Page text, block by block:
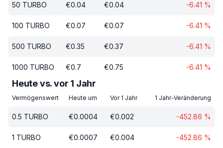
50 TURBO €0.04 €0.04 -6.41 %
100 TURBO €0.07 €0.07 -6.41 %
500 TURBO €0.35 €0.37 -6.41 %
1000 TURBO €0.7 €0.75 -6.41 %
Heute vs. vor 1 Jahr
Vermögenswert Heute um Vor 1 Jahr 1 Jahr-Veränderung
0.5 TURBO €0.0004 €0.002 -452.86 %
1 TURBO €0.0007 €0.004 -452.86 %